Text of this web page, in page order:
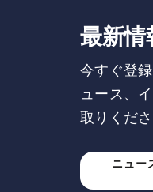
最新
今すぐ登
ュース、
取りくださ
ニュー